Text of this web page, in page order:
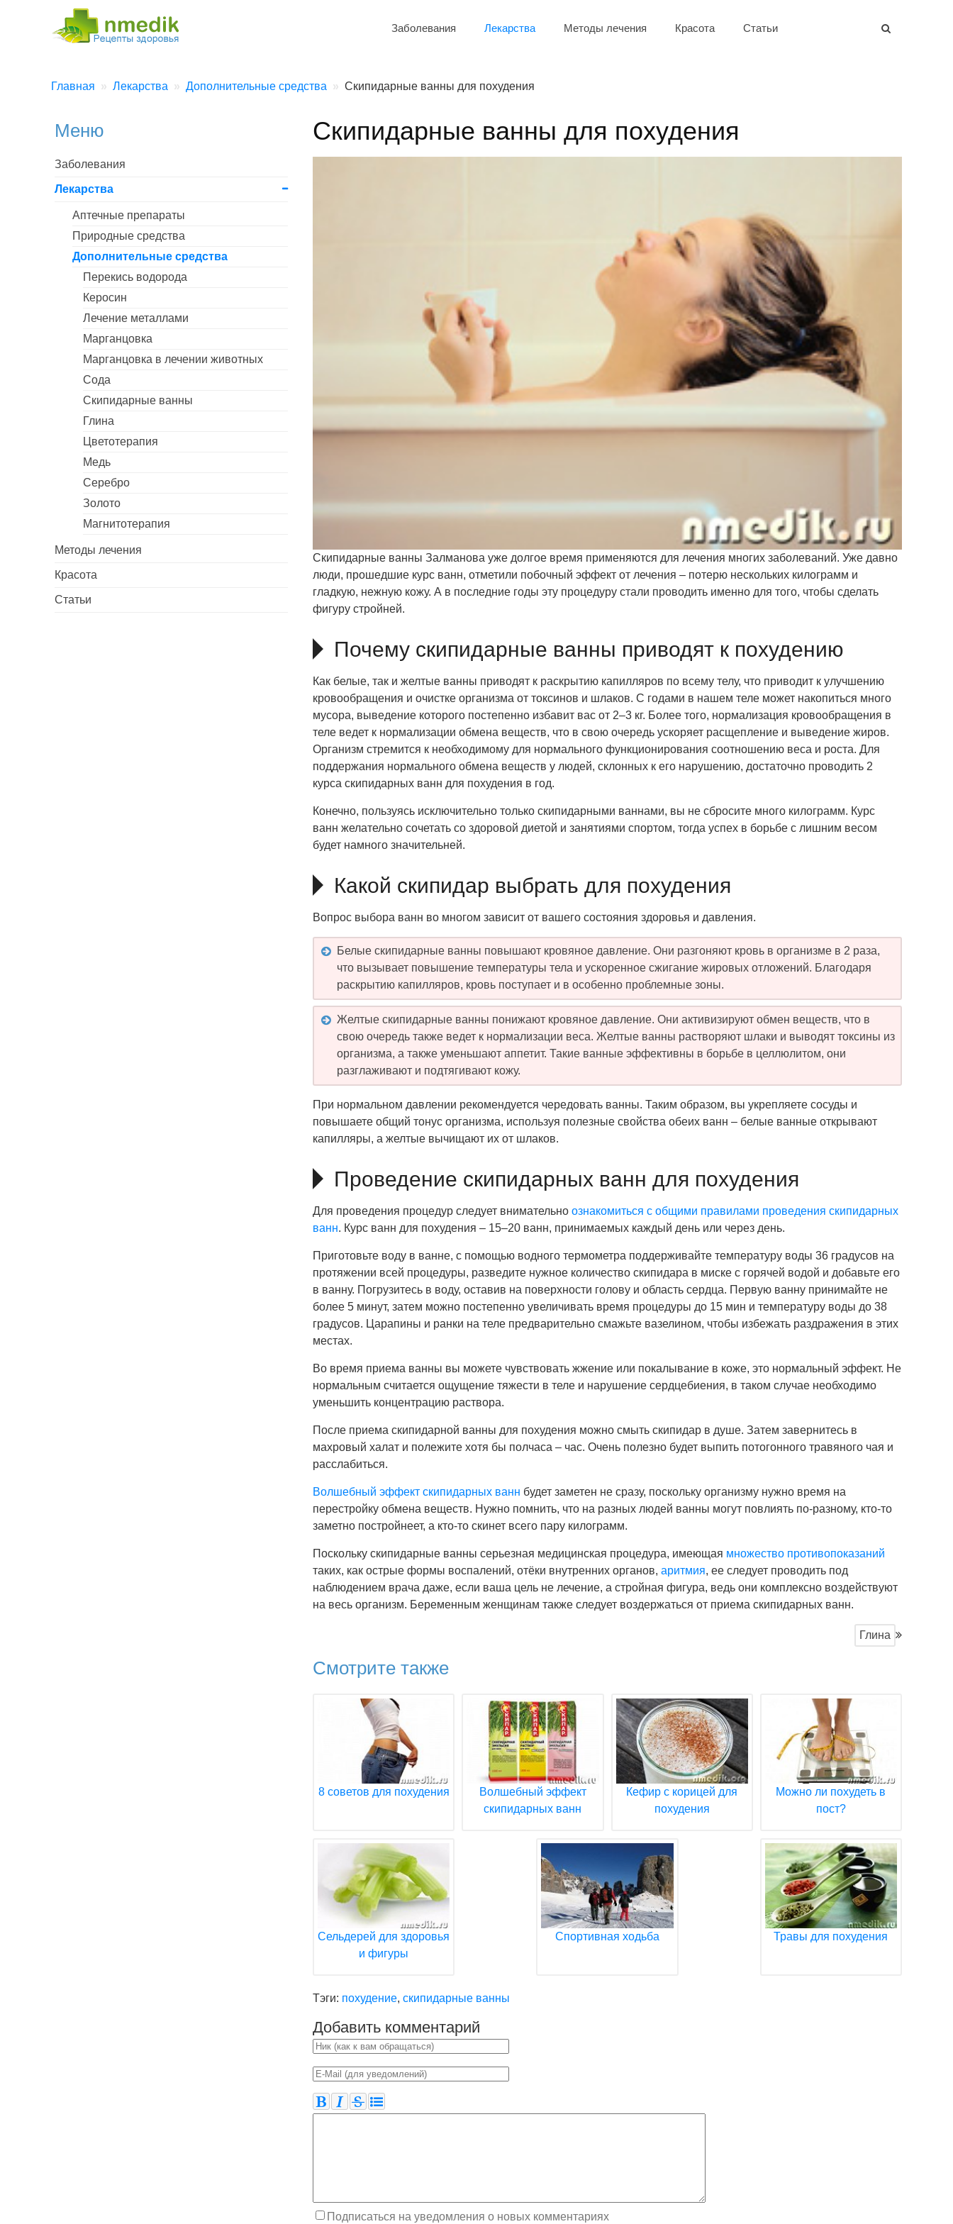
Заболевания Лекарства Методы лечения Красота Статьи
Главная Лекарства Дополнительные средства Скипидарные ванны для похудения
Скипидарные ванны для похудения
Скипидарные ванны Залманова уже долгое время применяются для лечения многих заболеваний. Уже давно
люди, прошедшие курс ванн, отметили побочный эффект от лечения – потерю нескольких килограмм и
гладкую, нежную кожу. А в последние годы эту процедуру стали проводить именно для того, чтобы сделать
фигуру стройней.
Почему скипидарные ванны приводят к похудению
Как белые, так и желтые ванны приводят к раскрытию капилляров по всему телу, что приводит к улучшению
кровообращения и очистке организма от токсинов и шлаков. С годами в нашем теле может накопиться много
мусора, выведение которого постепенно избавит вас от 2–3 кг. Более того, нормализация кровообращения в
теле ведет к нормализации обмена веществ, что в свою очередь ускоряет расщепление и выведение жиров.
Организм стремится к необходимому для нормального функционирования соотношению веса и роста. Для
поддержания нормального обмена веществ у людей, склонных к его нарушению, достаточно проводить 2
курса скипидарных ванн для похудения в год.
Конечно, пользуясь исключительно только скипидарными ваннами, вы не сбросите много килограмм. Курс
ванн желательно сочетать со здоровой диетой и занятиями спортом, тогда успех в борьбе с лишним весом
будет намного значительней.
Какой скипидар выбрать для похудения
Вопрос выбора ванн во многом зависит от вашего состояния здоровья и давления.
Белые скипидарные ванны повышают кровяное давление. Они разгоняют кровь в организме в 2 раза,
что вызывает повышение температуры тела и ускоренное сжигание жировых отложений. Благодаря
раскрытию капилляров, кровь поступает и в особенно проблемные зоны.
Желтые скипидарные ванны понижают кровяное давление. Они активизируют обмен веществ, что в
свою очередь также ведет к нормализации веса. Желтые ванны растворяют шлаки и выводят токсины из
организма, а также уменьшают аппетит. Такие ванные эффективны в борьбе в целлюлитом, они
разглаживают и подтягивают кожу.
При нормальном давлении рекомендуется чередовать ванны. Таким образом, вы укрепляете сосуды и
повышаете общий тонус организма, используя полезные свойства обеих ванн – белые ванные открывают
капилляры, а желтые вычищают их от шлаков.
Проведение скипидарных ванн для похудения
Для проведения процедур следует внимательно ознакомиться с общими правилами проведения скипидарных
ванн. Курс ванн для похудения – 15–20 ванн, принимаемых каждый день или через день.
Приготовьте воду в ванне, с помощью водного термометра поддерживайте температуру воды 36 градусов на
протяжении всей процедуры, разведите нужное количество скипидара в миске с горячей водой и добавьте его
в ванну. Погрузитесь в воду, оставив на поверхности голову и область сердца. Первую ванну принимайте не
более 5 минут, затем можно постепенно увеличивать время процедуры до 15 мин и температуру воды до 38
градусов. Царапины и ранки на теле предварительно смажьте вазелином, чтобы избежать раздражения в этих
местах.
Во время приема ванны вы можете чувствовать жжение или покалывание в коже, это нормальный эффект. Не
нормальным считается ощущение тяжести в теле и нарушение сердцебиения, в таком случае необходимо
уменьшить концентрацию раствора.
После приема скипидарной ванны для похудения можно смыть скипидар в душе. Затем завернитесь в
махровый халат и полежите хотя бы полчаса – час. Очень полезно будет выпить потогонного травяного чая и
расслабиться.
Волшебный эффект скипидарных ванн будет заметен не сразу, поскольку организму нужно время на
перестройку обмена веществ. Нужно помнить, что на разных людей ванны могут повлиять по-разному, кто-то
заметно постройнеет, а кто-то скинет всего пару килограмм.
Поскольку скипидарные ванны серьезная медицинская процедура, имеющая множество противопоказаний
таких, как острые формы воспалений, отёки внутренних органов, аритмия, ее следует проводить под
наблюдением врача даже, если ваша цель не лечение, а стройная фигура, ведь они комплексно воздействуют
на весь организм. Беременным женщинам также следует воздержаться от приема скипидарных ванн.
Глина
Смотрите также
8 советов для похудения
Волшебный эффект
скипидарных ванн
Кефир с корицей для
похудения
Можно ли похудеть в
пост?
Сельдерей для здоровья
и фигуры
Спортивная ходьба Травы для похудения
Тэги: похудение, скипидарные ванны
Добавить комментарий
Подписаться на уведомления о новых комментариях
Меню
Заболевания
Лекарства
Аптечные препараты
Природные средства
Дополнительные средства
Перекись водорода
Керосин
Лечение металлами
Марганцовка
Марганцовка в лечении животных
Сода
Скипидарные ванны
Глина
Цветотерапия
Медь
Серебро
Золото
Магнитотерапия
Методы лечения
Красота
Статьи